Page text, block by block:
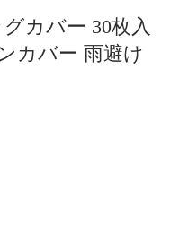
カバー 30枚入
カバー 雨避け